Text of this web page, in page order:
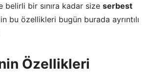
bir sınıra kadar size serbest
bu özellikleri bugün burada ayrıntılı
Özellikleri